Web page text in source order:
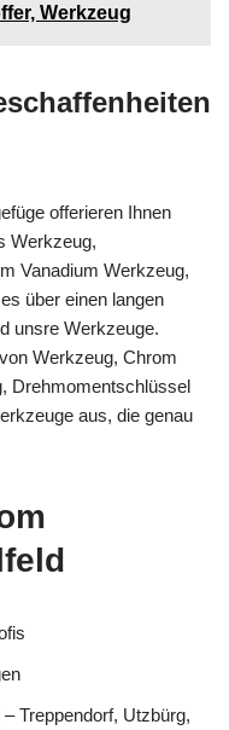
Werkzeug
offerieren Ihnen
Werkzeug,
Vanadium Werkzeug,
über einen langen
unsre Werkzeuge.
Werkzeug, Chrom
Drehmomentschlüssel
aus, die genau
Treppendorf, Utzbürg,